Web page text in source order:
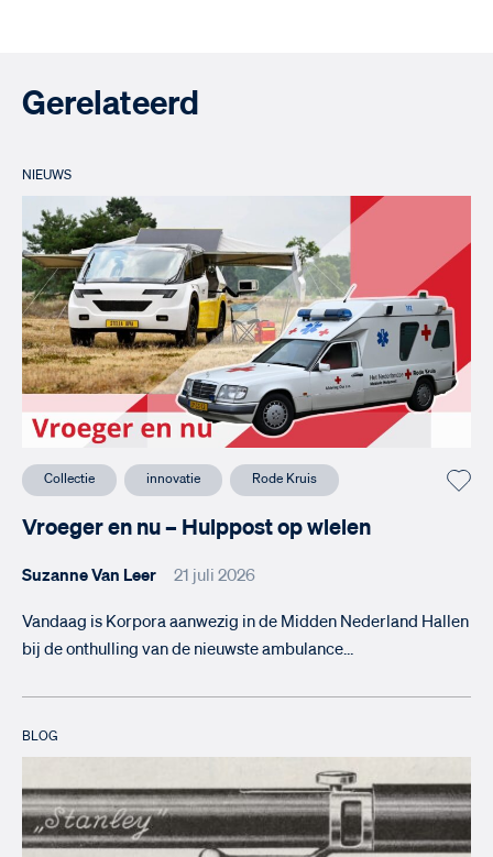
Gerelateerd
NIEUWS
Collectie innovatie Rode Kruis
Vroeger en nu – Hulppost op wielen
Suzanne Van Leer 21 juli 2026
Vandaag is Korpora aanwezig in de Midden Nederland Hallen
bij de onthulling van de nieuwste ambulance…
BLOG